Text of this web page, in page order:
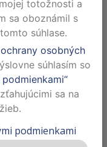
tr. 1,
do 07.08.2026
totožnosti a
sa oboznámil s
súhlase.
osobných
súhlasím so
sa na
podmienkami